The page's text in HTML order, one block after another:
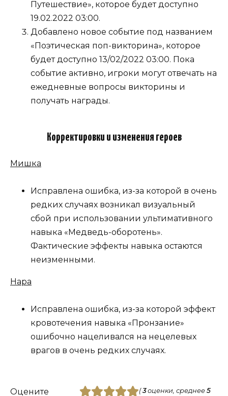
Путешествие», которое будет доступно
19.02.2022 03:00.
Добавлено новое событие под названием
«Поэтическая поп-викторина», которое
будет доступно 13/02/2022 03:00. Пока
событие активно, игроки могут отвечать на
ежедневные вопросы викторины и
получать награды.
Корректировки и изменения героев
Мишка
Исправлена ошибка, из-за которой в очень
редких случаях возникал визуальный
сбой при использовании ультимативного
навыка «Медведь-оборотень».
Фактические эффекты навыка остаются
неизменными.
Нара
Исправлена ошибка, из-за которой эффект
кровотечения навыка «Пронзание»
ошибочно нацеливался на нецелевых
врагов в очень редких случаях.
Оцените (3оценки, среднее 5